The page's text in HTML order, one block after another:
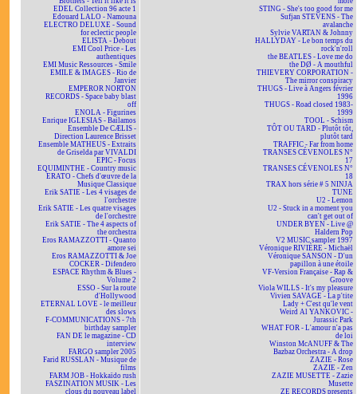
EDEL Collection 96 acte 1
Edouard LALO - Namouna
ELECTRO DELUXE - Sound
for eclectic people
ELISTA - Debout
EMI Cool Price - Les
authentiques
EMI Music Ressources - Smile
EMILE & IMAGES - Rio de
Janvier
EMPEROR NORTON
RECORDS - Space baby blast
off
ENOLA - Figurines
Enrique IGLESIAS - Bailamos
Ensemble De CÆLIS -
Direction Laurence Brisset
Ensemble MATHEUS - Extraits
de Griselda par VIVALDI
EPIC - Focus
EQUIMINTHE - Country music
ERATO - Chefs d'œuvre de la
Musique Classique
Erik SATIE - Les 4 visages de
l'orchestre
Erik SATIE - Les quatre visages
de l'orchestre
Erik SATIE - The 4 aspects of
the orchestra
Eros RAMAZZOTTI - Quanto
amore sei
Eros RAMAZZOTTI & Joe
COCKER - Difendero
ESPACE Rhythm & Blues -
Volume 2
ESSO - Sur la route
d'Hollywood
ETERNAL LOVE - le meilleur
des slows
F-COMMUNICATIONS - 7th
birthday sampler
FAN DE le magazine - CD
interview
FARGO sampler 2005
Farid RUSSLAN - Musique de
films
FARM JOB - Hokkaïdo rush
FASZINATION MUSIK - Les
clous du nouveau label
STING - She's too good for me
Sufjan STEVENS - The
avalanche
Sylvie VARTAN & Johnny
HALLYDAY - Le bon temps du
rock'n'roll
the BEATLES - Love me do
the DØ - A mouthful
THIEVERY CORPORATION -
The mirror conspiracy
THUGS - Live à Angers février
1996
THUGS - Road closed 1983-
1999
TOOL - Schism
TÔT OU TARD - Plutôt tôt,
plutôt tard
TRAFFIC - Far from home
TRANSES CÉVENOLES N°
17
TRANSES CÉVENOLES N°
18
TRAX hors série # 5 NINJA
TUNE
U2 - Lemon
U2 - Stuck in a moment you
can't get out of
UNDER BYEN - Live @
Haldern Pop
V2 MUSIC sampler 1997
Véronique RIVIÈRE - Michaël
Véronique SANSON - D'un
papillon à une étoile
VF-Version Française - Rap &
Groove
Viola WILLS - It's my pleasure
Vivien SAVAGE - La p'tite
Lady + C'est qu'le vent
Weird Al YANKOVIC -
Jurassic Park
WHAT FOR - L'amour n'a pas
de loi
Winston McANUFF & The
Bazbaz Orchestra - A drop
ZAZIE - Rose
ZAZIE - Zen
ZAZIE MUSETTE - Zazie
Musette
ZE RECORDS presents